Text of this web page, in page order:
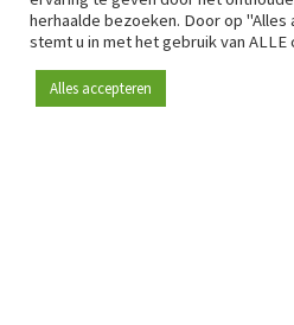
herhaalde bezoeken. Door op
stemt u in met het gebruik van ALLE
Alles accepteren